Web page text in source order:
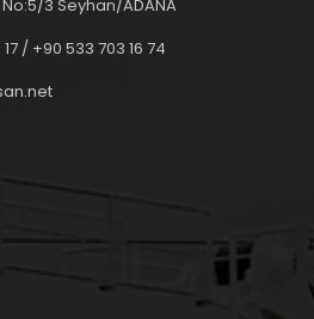
3 Seyhan/ADANA
/ +90 533 703 16 74